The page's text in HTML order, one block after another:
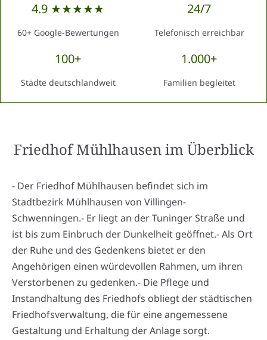
4.9 ★★★★★
60+ Google-Bewertungen
24/7
Telefonisch erreichbar
100+
Städte deutschlandweit
1.000+
Familien begleitet
Friedhof Mühlhausenim Überblick
- Der Friedhof Mühlhausen befindet sich im
Stadtbezirk Mühlhausen von Villingen-
Schwenningen.- Er liegt an der Tuninger Straße und
ist bis zum Einbruch der Dunkelheit geöffnet.- Als Ort
der Ruhe und des Gedenkens bietet er den
Angehörigen einen würdevollen Rahmen, um ihren
Verstorbenen zu gedenken.- Die Pflege und
Instandhaltung des Friedhofs obliegt der städtischen
Friedhofsverwaltung, die für eine angemessene
Gestaltung und Erhaltung der Anlage sorgt.